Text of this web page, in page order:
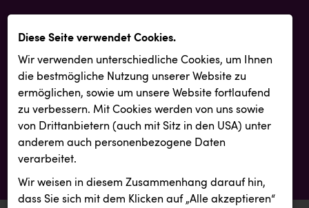
Diese Seite verwendet Cookies.
Wir verwenden unterschiedliche Cookies, um Ihnen
die best­mögliche Nutzung unserer Website zu
ermöglichen, sowie um unsere Website fortlaufend
zu verbessern. Mit Cookies werden von uns sowie
von Drittanbietern (auch mit Sitz in den USA) unter
anderem auch personenbezogene Daten
verarbeitet.
Wir weisen in diesem Zusammenhang darauf hin,
dass Sie sich mit dem Klicken auf „Alle akzeptieren“